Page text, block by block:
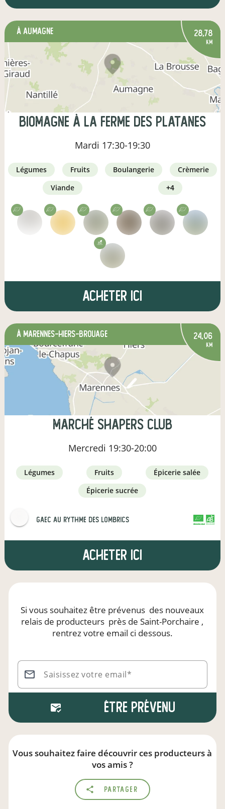
à Aumagne 28,78
km
Biomagne à la ferme des Platanes
Mardi 17:30-19:30
légumes fruits boulangerie
crèmerie
viande
+4
Acheter ici
à Marennes-Hiers-Brouage 24,06
km
Marché Shapers club
Mercredi 19:30-20:00
légumes fruits
épicerie salée
épicerie sucrée
GAEC Au Rythme des lombrics
Acheter ici
Si vous souhaitez être prévenus des nouveaux
relais de producteurs près de Saint-Porchaire ,
rentrez votre email ci dessous.
Saisissez votre email*
Être prévenu
Vous souhaitez faire découvrir ces producteurs à
vos amis ?
Partager